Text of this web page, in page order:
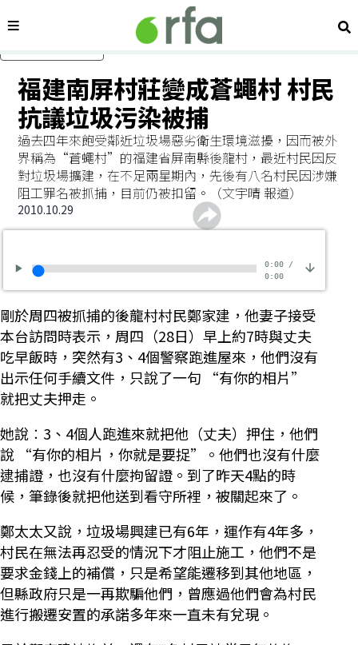
內容分類 搜
福建南屏村莊變成蒼蠅村 村民
抗議垃圾污染被捕
過去四年來飽受鄰近垃圾場惡劣衛生環境滋擾，因而被外
界稱為“蒼蠅村”的福建省屏南縣後龍村，最近村民因反
對垃圾場擴建，在不足兩星期內，先後有八名村民因涉嫌
阻工罪名被抓捕，目前仍被扣留。（文宇晴 報道）
2010.10.29
0:00/
0:00
剛於周四被抓捕的後龍村村民鄭家建，他妻子接受
本台訪問時表示，周四（28日）早上約7時與丈夫
吃早飯時，突然有3、4個警察跑進屋來，他們沒有
出示任何手續文件，只說了一句 “有你的相片”
就把丈夫押走。
她說︰3、4個人跑進來就把他（丈夫）押住，他們
說 “有你的相片，你就是要捉”。他們也沒有什麼
逮捕證，也沒有什麼拘留證。到了昨天4點的時
候，筆錄後就把他送到看守所裡，被關起來了。
鄭太太又說，垃圾場興建已有6年，運作有4年多，
村民在無法再忍受的情況下才阻止施工，他們不是
要求金錢上的補償，只是希望能遷移到其他地區，
但縣政府只是一再欺騙他們，曾應過他們會為村民
進行搬遷安置的承諾多年來一直未有兌現。